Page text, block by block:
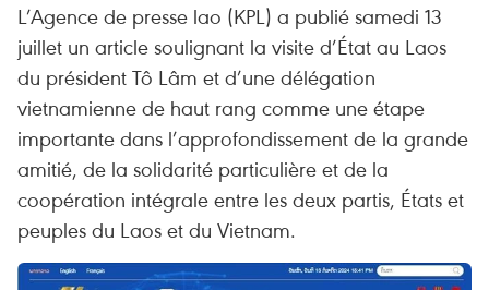
L’Agence de presse lao (KPL) a publié samedi 13
juillet un article soulignant la visite d’État au Laos
du président Tô Lâm et d’une délégation
vietnamienne de haut rang comme une étape
importante dans l’approfondissement de la grande
amitié, de la solidarité particulière et de la
coopération intégrale entre les deux partis, États et
peuples du Laos et du Vietnam.